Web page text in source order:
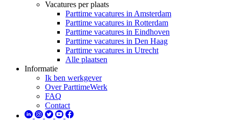
Vacatures per plaats
Parttime vacatures in Amsterdam
Parttime vacatures in Rotterdam
Parttime vacatures in Eindhoven
Parttime vacatures in Den Haag
Parttime vacatures in Utrecht
Alle plaatsen
Informatie
Ik ben werkgever
Over ParttimeWerk
FAQ
Contact